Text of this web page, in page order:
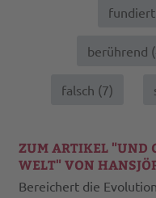
berührend (
falsch (7)
ZUM ARTIKEL "UND
WELT" VON
Bereichert die